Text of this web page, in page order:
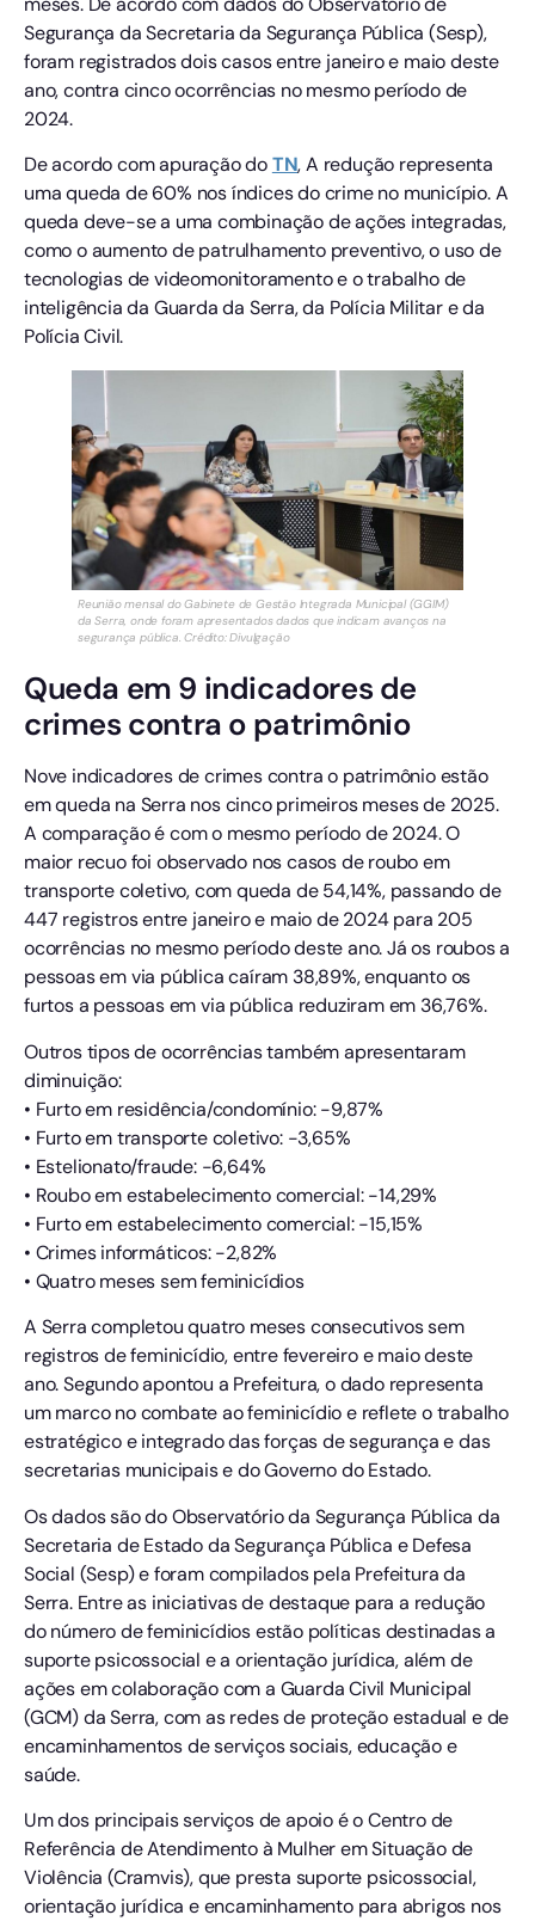
Segurança da Secretaria da Segurança Pública (Sesp),
foram registrados dois casos entre janeiro e maio deste
ano, contra cinco ocorrências no mesmo período de
2024.
De acordo com apuração doTN, A redução representa
uma queda de 60% nos índices do crime no município. A
queda deve-se a uma combinação de ações integradas,
como o aumento de patrulhamento preventivo, o uso de
tecnologias de videomonitoramento e o trabalho de
inteligência da Guarda da Serra, da Polícia Militar e da
Polícia Civil.
Reunião mensal do Gabinete de Gestão Integrada Municipal (GGIM)
da Serra, onde foram apresentados dados que indicam avanços na
segurança pública. Crédito: Divulgação
Queda em 9 indicadores de
crimes contra o patrimônio
Nove indicadores de crimes contra o patrimônio estão
em queda na Serra nos cinco primeiros meses de 2025.
A comparação é com o mesmo período de 2024. O
maior recuo foi observado nos casos de roubo em
transporte coletivo, com queda de 54,14%, passando de
447 registros entre janeiro e maio de 2024 para 205
ocorrências no mesmo período deste ano. Já os roubos a
pessoas em via pública caíram 38,89%, enquanto os
furtos a pessoas em via pública reduziram em 36,76%.
Outros tipos de ocorrências também apresentaram
diminuição:
• Furto em residência/condomínio: -9,87%
• Furto em transporte coletivo: -3,65%
• Estelionato/fraude: -6,64%
• Roubo em estabelecimento comercial: -14,29%
• Furto em estabelecimento comercial: -15,15%
• Crimes informáticos: -2,82%
• Quatro meses sem feminicídios
A Serra completou quatro meses consecutivos sem
registros de feminicídio, entre fevereiro e maio deste
ano. Segundo apontou a Prefeitura, o dado representa
um marco no combate ao feminicídio e reflete o trabalho
estratégico e integrado das forças de segurança e das
secretarias municipais e do Governo do Estado.
Os dados são do Observatório da Segurança Pública da
Secretaria de Estado da Segurança Pública e Defesa
Social (Sesp) e foram compilados pela Prefeitura da
Serra. Entre as iniciativas de destaque para a redução
do número de feminicídios estão políticas destinadas a
suporte psicossocial e a orientação jurídica, além de
ações em colaboração com a Guarda Civil Municipal
(GCM) da Serra, com as redes de proteção estadual e de
encaminhamentos de serviços sociais, educação e
saúde.
Um dos principais serviços de apoio é o Centro de
Referência de Atendimento à Mulher em Situação de
Violência (Cramvis), que presta suporte psicossocial,
orientação jurídica e encaminhamento para abrigos nos